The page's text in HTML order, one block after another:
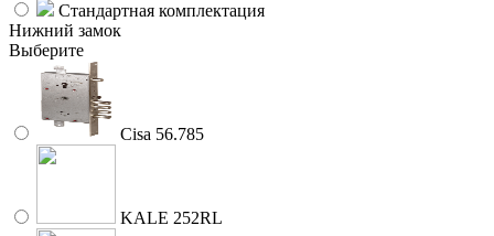
Стандартная комплектация
Нижний замок
Выберите
Cisa 56.785
KALE 252RL